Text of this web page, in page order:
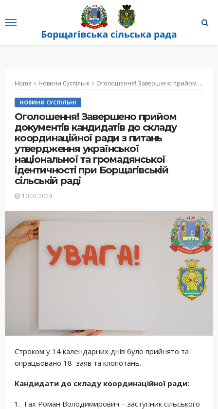
Home Новини Суспільні Оголошення! Завершено прийом документів кандидатів до складу координаційної ради з питань утвердження української національної та громадянської ідентичності при Борщагівській сільській раді
НОВИНИ СУСПІЛЬНІ
Оголошення! Завершено прийом
документів кандидатів до складу
координаційної ради з питань
утвердження української
національної та громадянської
ідентичності при Борщагівській
сільській раді
10.07.2024
Строком у 14 календарних днів було прийнято та
опрацьовано 18 заяв та клопотань.
Кандидати до складу координаційної ради:
Гах Роман Володимирович – заступник сільського